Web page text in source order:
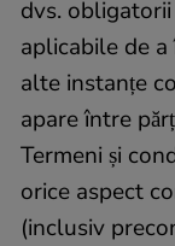
dvs.
aplicabile de
alte instanțe
apare între
Termeni și
orice aspect
(inclusiv